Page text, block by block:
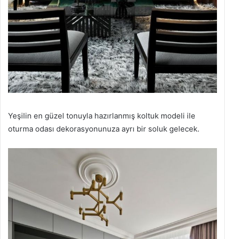
Yeşilin en güzel tonuyla hazırlanmış koltuk modeli ile
oturma odası dekorasyonunuza ayrı bir soluk gelecek.